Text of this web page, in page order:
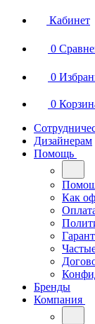
Кабинет
0
0
0
Дизайнерам
Помощь
Как
Бренды
Компания